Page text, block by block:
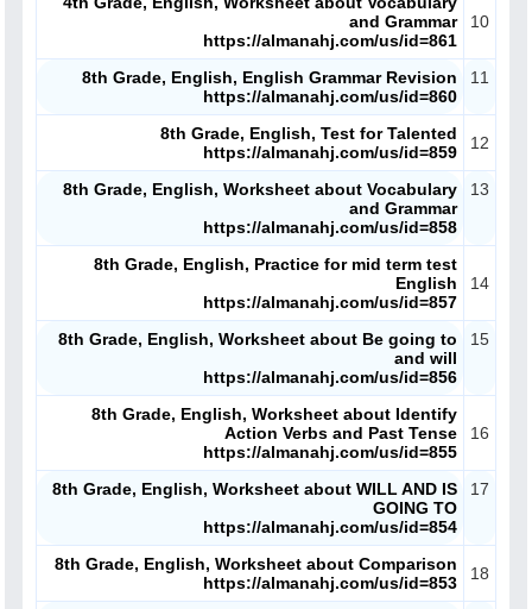
10
and Grammar
https://almanahj.com/us/id=861
11
8th Grade, English, English Grammar Revision
https://almanahj.com/us/id=860
12
8th Grade, English, Test for Talented
https://almanahj.com/us/id=859
13
8th Grade, English, Worksheet about Vocabulary
and Grammar
https://almanahj.com/us/id=858
14
8th Grade, English, Practice for mid term test
English
https://almanahj.com/us/id=857
15
8th Grade, English, Worksheet about Be going to
and will
https://almanahj.com/us/id=856
16
8th Grade, English, Worksheet about Identify
Action Verbs and Past Tense
https://almanahj.com/us/id=855
17
8th Grade, English, Worksheet about WILL AND IS
GOING TO
https://almanahj.com/us/id=854
18
8th Grade, English, Worksheet about Comparison
https://almanahj.com/us/id=853